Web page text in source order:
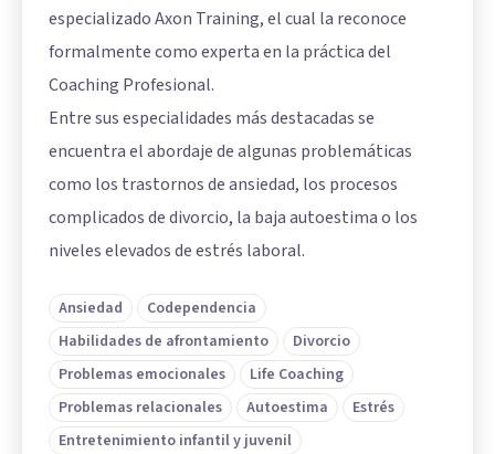
especializado Axon Training, el cual la reconoce
formalmente como experta en la práctica del
Coaching Profesional.
Entre sus especialidades más destacadas se
encuentra el abordaje de algunas problemáticas
como los trastornos de ansiedad, los procesos
complicados de divorcio, la baja autoestima o los
niveles elevados de estrés laboral.
Ansiedad
Codependencia
Habilidades de afrontamiento
Divorcio
Problemas emocionales
Life Coaching
Problemas relacionales
Autoestima
Estrés
Entretenimiento infantil y juvenil